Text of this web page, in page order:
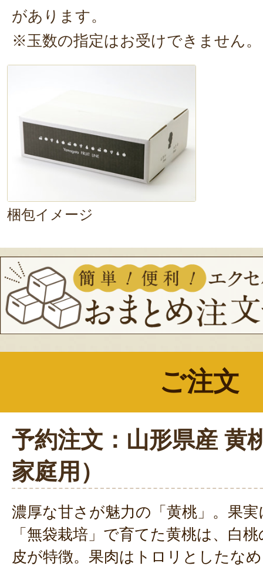
があります。
※玉数の指定はお受けできません。
梱包イメージ
ご注文
予約注文：山形県産 黄
家庭用）
濃厚な甘さが魅力の「黄桃」。果
「無袋栽培」で育てた黄桃は、白
皮が特徴。果肉はトロリとしたな